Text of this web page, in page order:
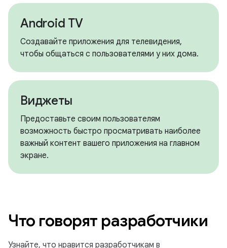
Android TV
Создавайте приложения для телевидения,
чтобы общаться с пользователями у них дома.
Виджеты
Предоставьте своим пользователям
возможность быстро просматривать наиболее
важный контент вашего приложения на главном
экране.
Что говорят разработчики
Узнайте, что нравится разработчикам в